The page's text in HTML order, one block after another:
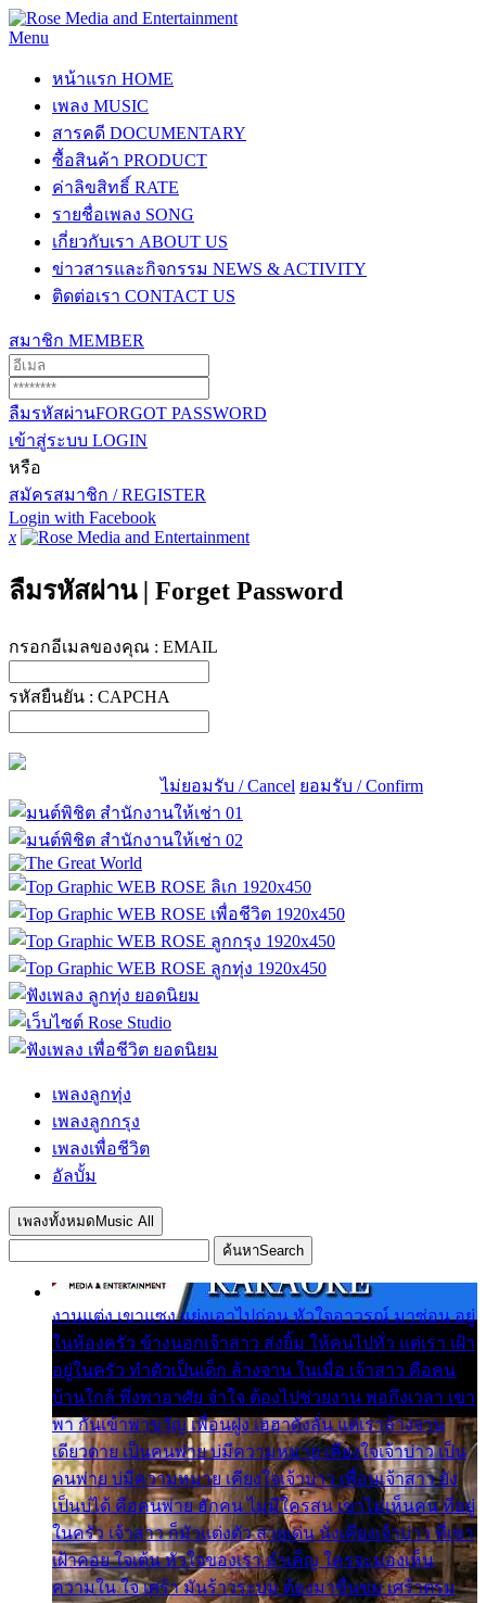
Menu
หน้าแรก HOME
เพลง MUSIC
สารคดี DOCUMENTARY
ซื้อสินค้า PRODUCT
ค่าลิขสิทธิ์ RATE
รายชื่อเพลง SONG
เกี่ยวกับเรา ABOUT US
ข่าวสารและกิจกรรม NEWS & ACTIVITY
ติดต่อเรา CONTACT US
สมาชิก MEMBER
ลืมรหัสผ่านFORGOT PASSWORD
เข้าสู่ระบบ LOGIN
หรือ
สมัครสมาชิก / REGISTER
Login with Facebook
x
ลืมรหัสผ่าน | Forget Password
กรอกอีเมลของคุณ : EMAIL
รหัสยืนยัน : CAPCHA
ไม่ยอมรับ / Cancel ยอมรับ / Confirm
เพลงลูกทุ่ง
เพลงลูกกรุง
เพลงเพื่อชีวิต
อัลบั้ม
เพลงทั้งหมด Music All
ค้นหาSearch
งานแต่ง เขาแซง แย่งเอาไปก่อน หัวใจอาวรณ์ มาซ่อน อยู่
ในห้องครัว ข้างนอกเจ้าสาว ส่งยิ้ม ให้คนไปทั่ว แต่เรา เฝ้า
อยู่ในครัว ทำตัวเป็นเด็ก ล้างจาน ในเมื่อ เจ้าสาว คือคน
บ้านใกล้ พึ่งพาอาศัย จำใจ ต้องไปช่วยงาน พอถึงเวลา เขา
พา กันเข้าพาขวัญ เพื่อนฝูง เฮฮาดังลั่น แต่เราล้างจาน
เดียวดาย เป็นคนพ่าย บ่มีความหมาย เคียงใจเจ้าบ่าว เป็น
คนพ่าย บ่มีความหมาย เคียงใจเจ้าบ่าว เพื่อนเจ้าสาว ยัง
เป็นบ่ได้ คือคนพ่าย ฮักคน ไม่มีใครสน เขาไม่เห็นคน ที่อยู่
ในครัว เจ้าสาว ก็มัวแต่งตัว สวยเด่น นั่งเคียงเจ้าบ่าว ที่เขา
เฝ้าคอย ใจเต้น หัวใจของเรา ลำเค็ญ ใครจะมองเห็น
ความใน ใจ เศร้า มันร้าวระบม ต้องมาขื่นขม เศร้าตรม